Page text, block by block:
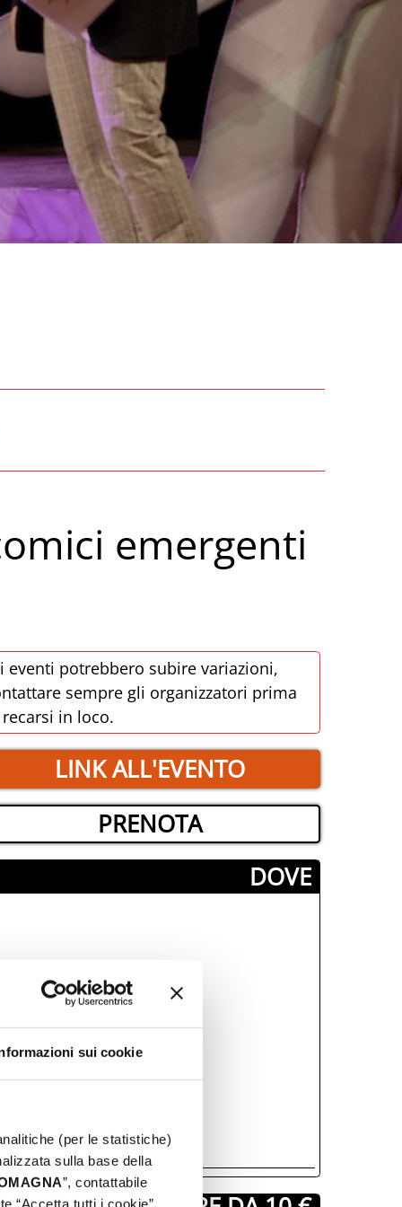
sui cookie
(per le statistiche)
sulla base della
”, contattabile
“Accetta tutti i cookie”,
emergenti
eventi potrebbero subire variazioni,
sempre gli organizzatori prima
in loco.
LINK ALL'EVENTO
PRENOTA
­DOVE